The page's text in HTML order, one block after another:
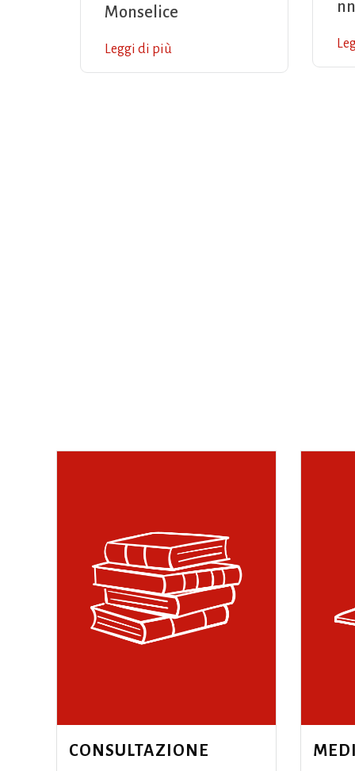
Monselice
Leggi di più
CONSULTAZIONE